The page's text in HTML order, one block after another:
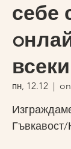
себе
пн, 12.12
  |